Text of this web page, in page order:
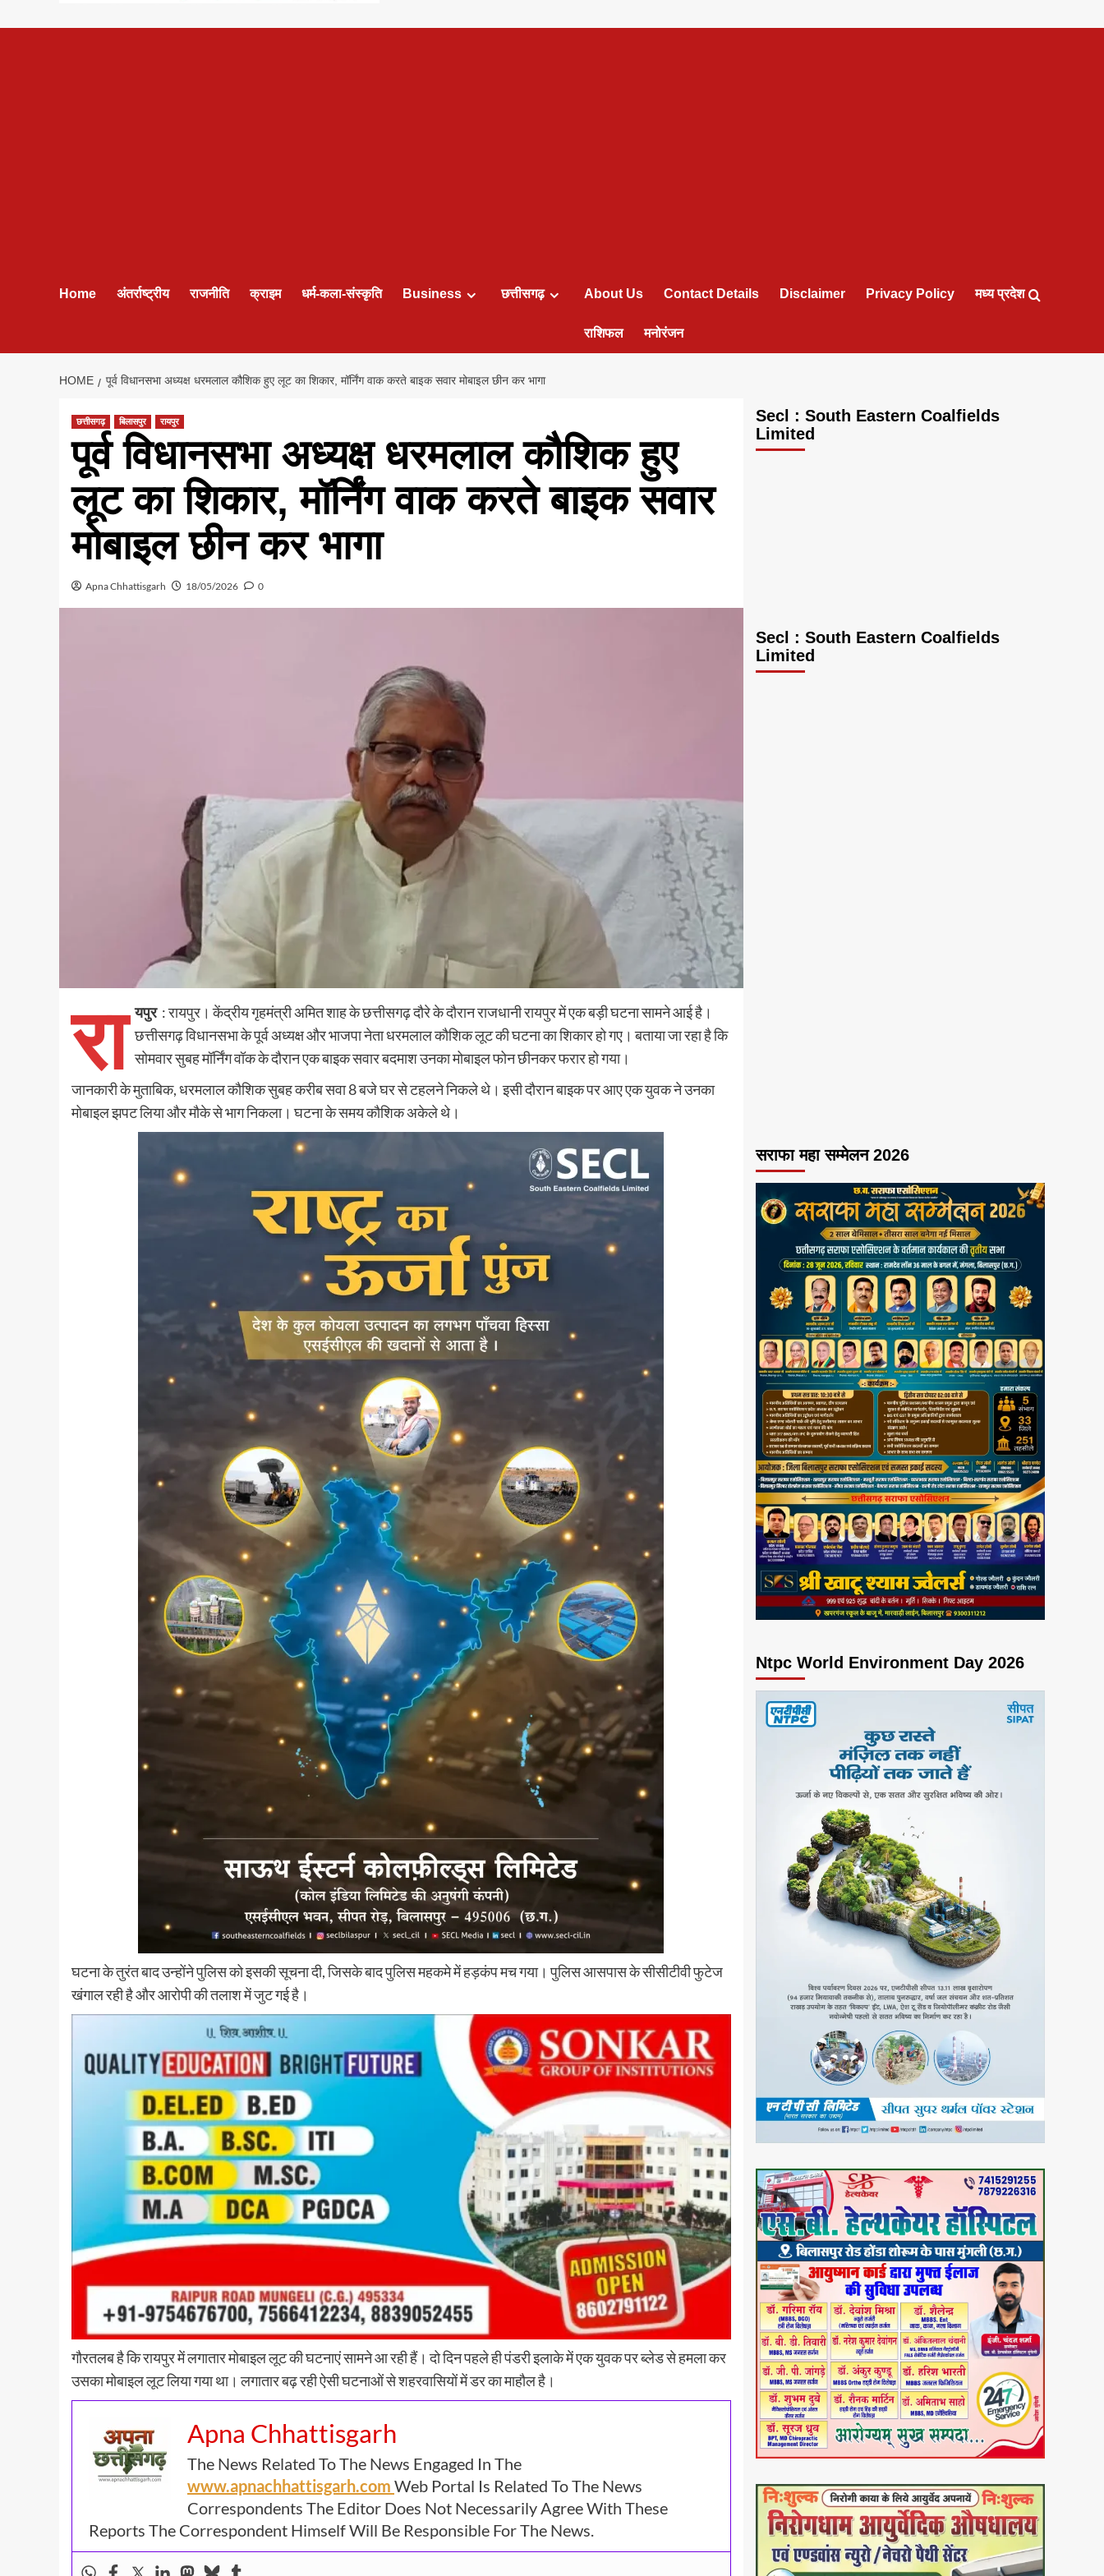
Home अंतर्राष्ट्रीय राजनीति क्राइम धर्म-कला-संस्कृति Business छत्तीसगढ़ About Us Contact Details Disclaimer Privacy Policy मध्य प्रदेश
राशिफल मनोरंजन
HOME पूर्व विधानसभा अध्यक्ष धरमलाल कौशिक हुए लूट का शिकार, मॉर्निंग वाक करते बाइक सवार मोबाइल छीन कर भागा
छत्तीसगढ़ बिलासपुर रायपुर
पूर्व विधानसभा अध्यक्ष धरमलाल कौशिक हुए
लूट का शिकार, मॉर्निंग वाक करते बाइक सवार
मोबाइल छीन कर भागा
Apna Chhattisgarh 18/05/2026 0
रा यपुर: रायपुर। केंद्रीय गृहमंत्री अमित शाह के छत्तीसगढ़ दौरे के दौरान राजधानी रायपुर में एक बड़ी घटना सामने आई है।
छत्तीसगढ़ विधानसभा के पूर्व अध्यक्ष और भाजपा नेता धरमलाल कौशिक लूट की घटना का शिकार हो गए। बताया जा रहा है कि
सोमवार सुबह मॉर्निंग वॉक के दौरान एक बाइक सवार बदमाश उनका मोबाइल फोन छीनकर फरार हो गया।
जानकारी के मुताबिक, धरमलाल कौशिक सुबह करीब सवा 8 बजे घर से टहलने निकले थे। इसी दौरान बाइक पर आए एक युवक ने उनका
मोबाइल झपट लिया और मौके से भाग निकला। घटना के समय कौशिक अकेले थे।
घटना के तुरंत बाद उन्होंने पुलिस को इसकी सूचना दी, जिसके बाद पुलिस महकमे में हड़कंप मच गया। पुलिस आसपास के सीसीटीवी फुटेज
खंगाल रही है और आरोपी की तलाश में जुट गई है।
गौरतलब है कि रायपुर में लगातार मोबाइल लूट की घटनाएं सामने आ रही हैं। दो दिन पहले ही पंडरी इलाके में एक युवक पर ब्लेड से हमला कर
उसका मोबाइल लूट लिया गया था। लगातार बढ़ रही ऐसी घटनाओं से शहरवासियों में डर का माहौल है।
Apna Chhattisgarh
The News Related To The News Engaged In The
www.apnachhattisgarh.com Web Portal Is Related To The News
Correspondents The Editor Does Not Necessarily Agree With These
Reports The Correspondent Himself Will Be Responsible For The News.
Secl : South Eastern Coalfields
Limited
Secl : South Eastern Coalfields
Limited
सराफा महा सम्मेलन 2026
Ntpc World Environment Day 2026